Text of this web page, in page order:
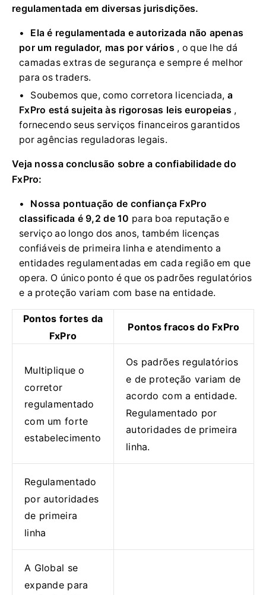
regulamentada em diversas jurisdições.
Ela é regulamentada e autorizada não apenas
por um regulador, mas por vários , o que lhe dá
camadas extras de segurança e sempre é melhor
para os traders.
Soubemos que, como corretora licenciada, a
FxPro está sujeita às rigorosas leis europeias ,
fornecendo seus serviços financeiros garantidos
por agências reguladoras legais.
Veja nossa conclusão sobre a confiabilidade do
FxPro:
Nossa pontuação de confiança FxPro
classificada é 9,2 de 10 para boa reputação e
serviço ao longo dos anos, também licenças
confiáveis ​​de primeira linha e atendimento a
entidades regulamentadas em cada região em que
opera. O único ponto é que os padrões regulatórios
e a proteção variam com base na entidade.
Pontos fortes da
FxPro
Pontos fracos do FxPro
Multiplique o
corretor
regulamentado
com um forte
estabelecimento
Os padrões regulatórios
e de proteção variam de
acordo com a entidade.
Regulamentado por
autoridades de primeira
linha.
Regulamentado
por autoridades
de primeira
linha
A Global se
expande para